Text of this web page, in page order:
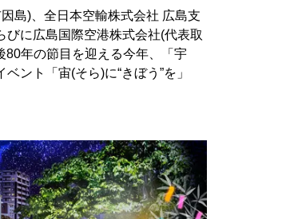
島)、全日本空輸株式会社 広島支
に広島国際空港株式会社(代表取
80年の節目を迎える今年、「宇
ント「宙(そら)に“きぼう”を」